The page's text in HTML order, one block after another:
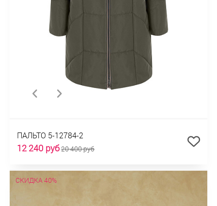
ПАЛЬТО 5-12784-2
12 240 руб20 400 руб
СКИДКА 40%